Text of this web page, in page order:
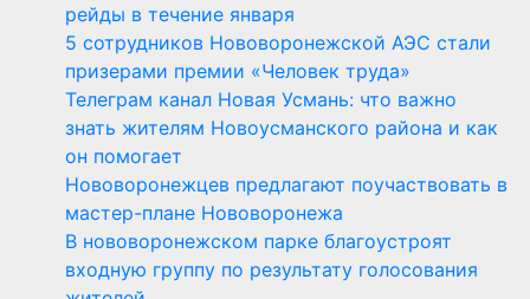
рейды в течение января
5 сотрудников Нововоронежской АЭС стали
призерами премии «Человек труда»
Телеграм канал Новая Усмань: что важно
знать жителям Новоусманского района и как
он помогает
Нововоронежцев предлагают поучаствовать в
мастер-плане Нововоронежа
В нововоронежском парке благоустроят
входную группу по результату голосования